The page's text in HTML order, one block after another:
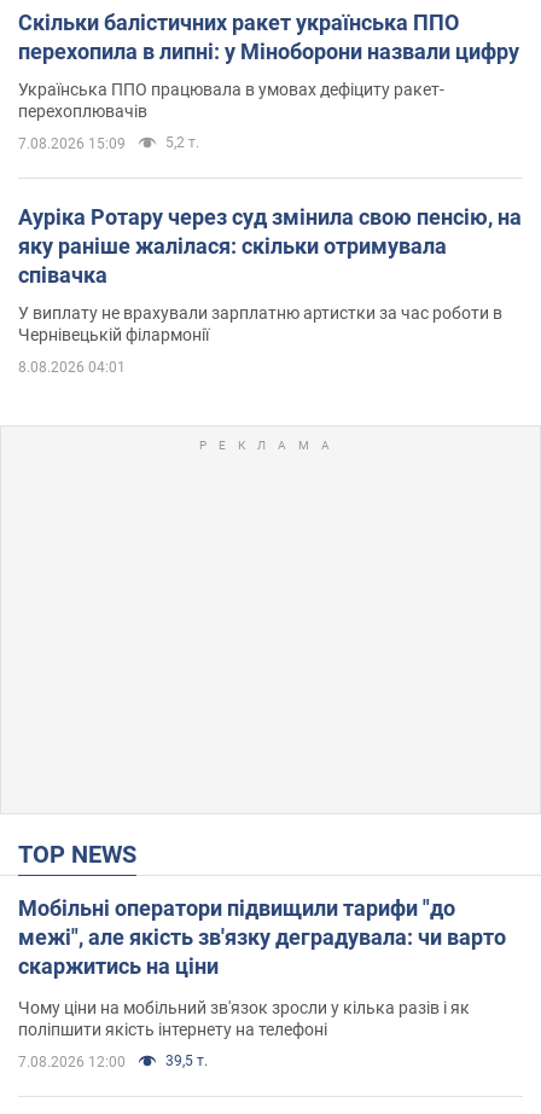
Скільки балістичних ракет українська ППО
перехопила в липні: у Міноборони назвали цифру
Українська ППО працювала в умовах дефіциту ракет-
перехоплювачів
7.08.2026 15:09 5,2 т.
Ауріка Ротару через суд змінила свою пенсію, на
яку раніше жалілася: скільки отримувала
співачка
У виплату не врахували зарплатню артистки за час роботи в
Чернівецькій філармонії
8.08.2026 04:01
TOP NEWS
Мобільні оператори підвищили тарифи "до
межі", але якість зв'язку деградувала: чи варто
скаржитись на ціни
Чому ціни на мобільний зв'язок зросли у кілька разів і як
поліпшити якість інтернету на телефоні
7.08.2026 12:00 39,5 т.